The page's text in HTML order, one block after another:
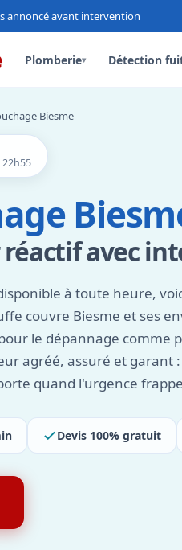
annoncé avant intervention
Plomberie▾ Détection
Biesme
avec
à toute heure,
couvre Biesme et ses
le dépannage comme
agréé, assuré et garant :
quand l'urgence
Devis 100% gratuit